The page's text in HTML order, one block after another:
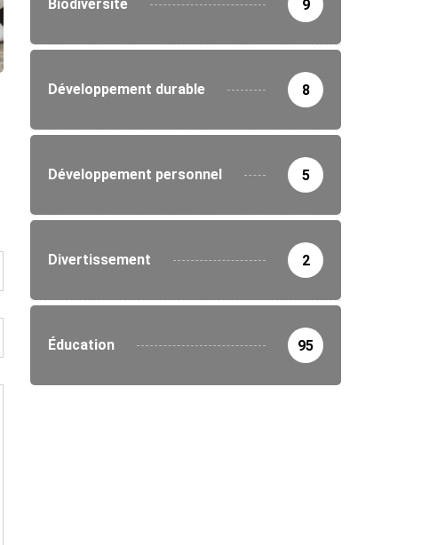
SOCIÉTÉ
L’IATA lance des ateliers sur la sécurité...
07/08/2026
Biodiversité 9
Développement durable 8
Développement personnel 5
Divertissement 2
Éducation 95